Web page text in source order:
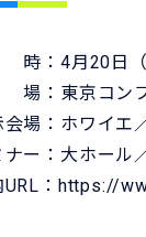
：4月20日（木
：東京コンフ
会場：ホワイエ
ナー：大ホール
： https://